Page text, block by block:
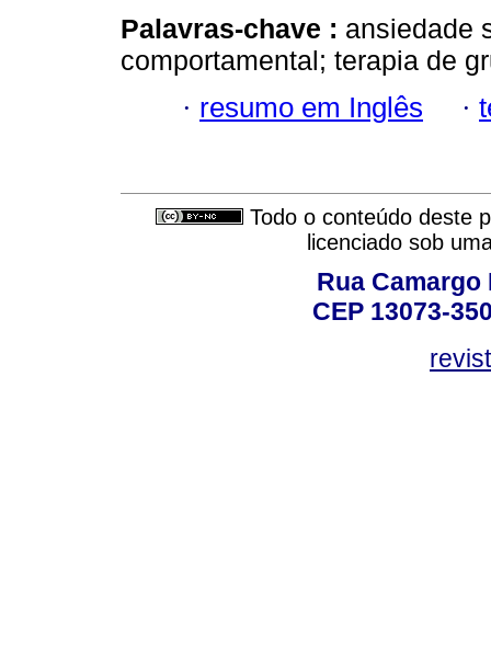
Palavras-chave : ansiedade
comportamental; terapia de
· resumo em Inglês ·
Todo o conteúdo deste
licenciado sob
Rua Camargo
CEP 13073-